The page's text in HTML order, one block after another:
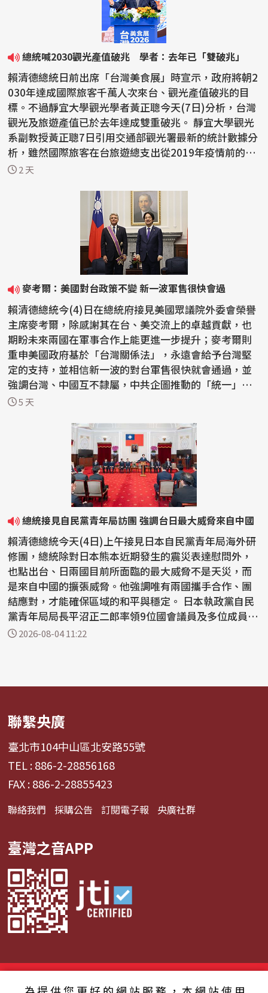
總統喊2030觀光產值破兆 學者：去年已「雙破兆」
賴清德總統日前出席「台灣美食展」時宣示，政府將朝2
030年達成國際旅客千萬人次來台、觀光產值破兆的目
標。不過靜宜大學觀光學者黃正聰今天(7日)分析，台灣
觀光及旅遊產值已於去年達成雙重破兆。 靜宜大學觀光
系副教授黃正聰7日引用交通部觀光署最新的統計數據分
析，雖然國際旅客在台旅遊總支出從2019年疫情前的新
台...2 天
麥考爾：美國對台政策不變 新一波軍售很快會過
賴清德總統今(4)日在總統府接見美國眾議院外委會榮譽
主席麥考爾，除感謝其在台、美交流上的卓越貢獻，也
期盼未來兩國在軍事合作上能更進一步提升；麥考爾則
重申美國政府基於「台灣關係法」，永遠會給予台灣堅
定的支持，並相信新一波的對台軍售很快就會通過，並
強調台灣、中國互不隸屬，中共企圖推動的「統一」絕
不會...
5 天
總統接見自民黨青年局訪團 強調台日最大威脅來自中國
賴清德總統今天(4日)上午接見日本自民黨青年局海外研
修團，總統除對日本熊本近期發生的震災表達慰問外，
也點出台、日兩國目前所面臨的最大威脅不是天災，而
是來自中國的擴張威脅。他強調唯有兩國攜手合作、團
結應對，才能確保區域的和平與穩定。 日本執政黨自民
黨青年局局長平沼正二郎率領9位國會議員及多位成員
來...2026-08-04 11:22
聯繫央廣
臺北市104中山區北安路55號
TEL : 886-2-28856168
FAX : 886-2-28855423
聯絡我們 採購公告 訂閱電子報 央廣社群
臺灣之音APP
© 2024財團法人中央廣播電臺 版權所有